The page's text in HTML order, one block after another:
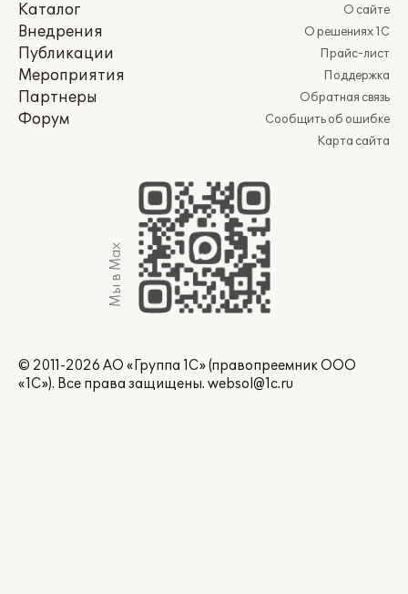
Каталог
Внедрения
Публикации
Мероприятия
Партнеры
Форум
О сайте
О решениях 1С
Прайс-лист
Поддержка
Обратная связь
Сообщить об ошибке
Карта сайта
Мы в Max
© 2011-2026 АО «Группа 1С» (правопреемник ООО
«1С»). Все права защищены. websol@1c.ru